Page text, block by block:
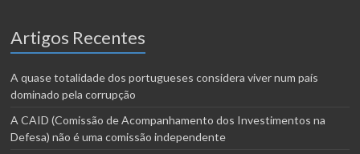
Artigos Recentes
A quase totalidade dos portugueses considera viver num país
dominado pela corrupção
A CAID (Comissão de Acompanhamento dos Investimentos na
Defesa) não é uma comissão independente